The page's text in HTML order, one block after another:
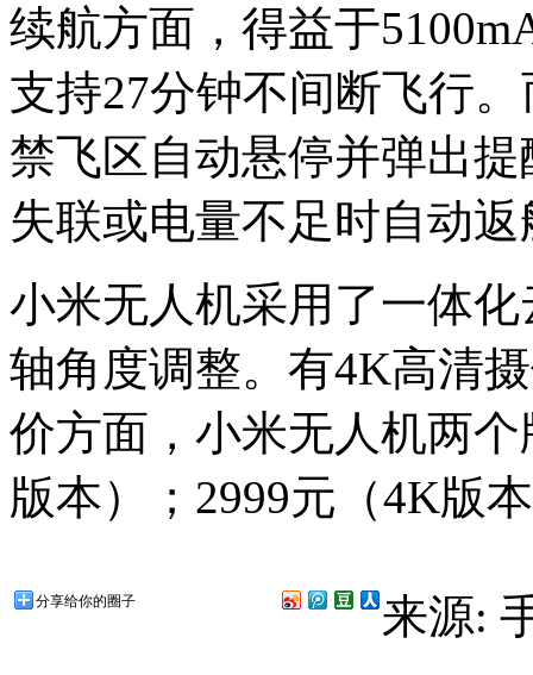
续航方面，得益于
支持27分钟不间断飞行
禁飞区自动悬停并弹出
失联或电量不足时自动返
小米无人机采用了一体
轴角度调整。有4K高清
价方面，小米无人机两个
版本）；2999元（4K版
分享给你的圈子 来源: